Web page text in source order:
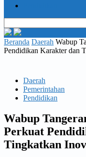
Beranda Daerah Wabup
Pendidikan Karakter dan
Daerah
Pemerintahan
Pendidikan
Wabup
Perkuat
Tingkatkan